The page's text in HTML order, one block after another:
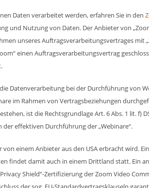
Daten verarbeitet werden, erfahren Sie in den
und Nutzung von Daten. Der Anbieter von
unseres Auftragsverarbeitungsvertrages mit
einen Auftragsverarbeitungsvertrag
Datenverarbeitung bei der Durchführung von
im Rahmen von Vertragsbeziehungen
ist die Rechtsgrundlage Art. 6 Abs. 1 lit. f)
der effektiven Durchführung der „Webinare“.
von einem Anbieter aus den USA erbracht wird.
findet damit auch in einem Drittland statt. Ein
Shield“-Zertifizierung der Zoom Video